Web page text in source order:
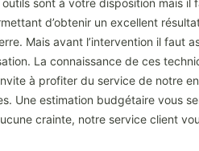
d’obtenir un excellent
Mais avant l’intervention il faut
La connaissance de ces
à profiter du service de notre
Une estimation budgétaire vous
crainte, notre service client